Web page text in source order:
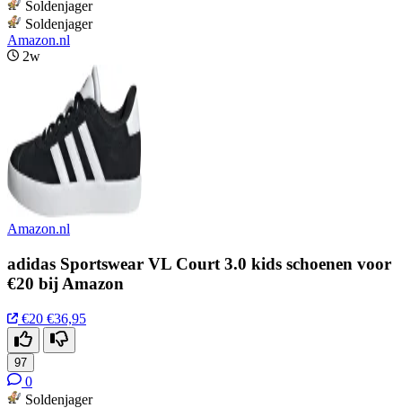
Soldenjager
Soldenjager
Amazon.nl
2w
Amazon.nl
adidas Sportswear VL Court 3.0 kids schoenen voor
€20 bij Amazon
€20 €36,95
97
0
Soldenjager